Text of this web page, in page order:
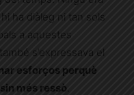
ha diàleg ni tan sols
a aquestes
s’expressava el
esforços perquè
més ressò.